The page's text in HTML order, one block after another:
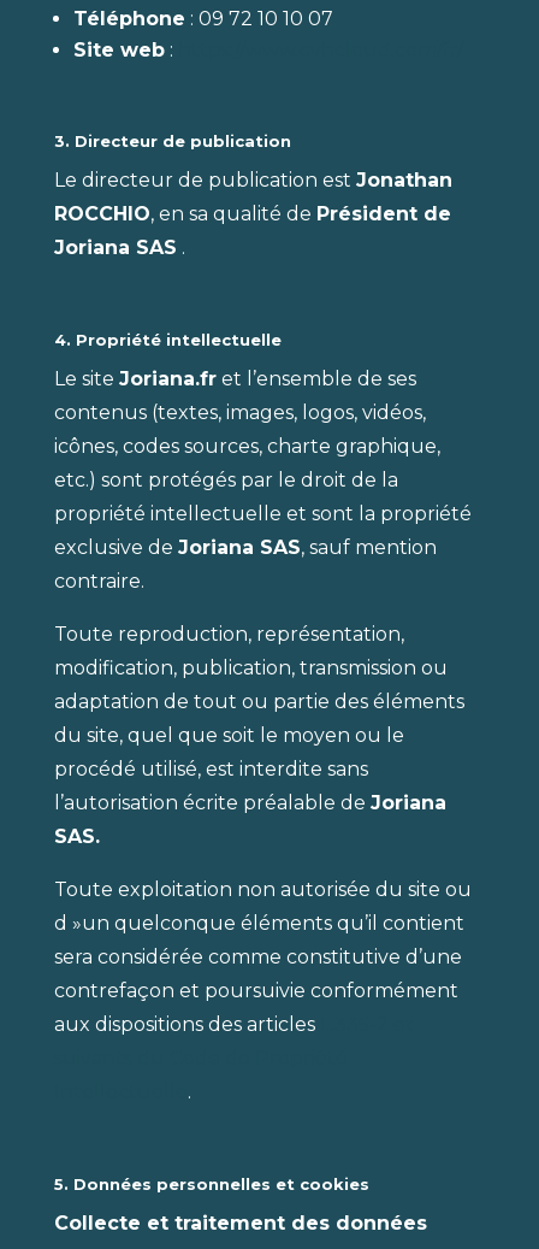
Téléphone : 09 72 10 10 07
Site web:
3. Directeur de publication
Le directeur de publication est Jonathan
ROCCHIO, en sa qualité de Président de
Joriana SAS .
4. Propriété intellectuelle
Le site Joriana.fret l’ensemble de ses
contenus (textes, images, logos, vidéos,
icônes, codes sources, charte graphique,
etc.) sont protégés par le droit de la
propriété intellectuelle et sont la propriété
exclusive de Joriana SAS, sauf mention
contraire.
Toute reproduction, représentation,
modification, publication, transmission ou
adaptation de tout ou partie des éléments
du site, quel que soit le moyen ou le
procédé utilisé, est interdite sans
l’autorisation écrite préalable de Joriana
SAS.
Toute exploitation non autorisée du site ou
d »un quelconque éléments qu’il contient
sera considérée comme constitutive d’une
contrefaçon et poursuivie conformément
aux dispositions des articles
.
5. Données personnelles et cookies
Collecte et traitement des données